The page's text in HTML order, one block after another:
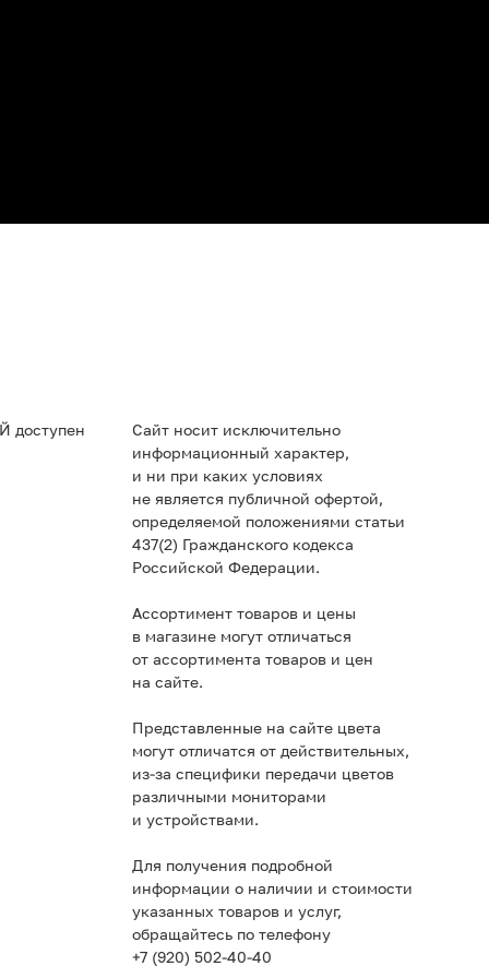
доступен
Сайт носит исключительно
информационный характер,
и ни при каких условиях
не является публичной офертой,
определяемой положениями статьи
437(2) Гражданского кодекса
Российской Федерации.
Ассортимент товаров и цены
в магазине могут отличаться
от ассортимента товаров и цен
на сайте.
Представленные на сайте цвета
могут отличатся от действительных,
из-за специфики передачи цветов
различными мониторами
и устройствами.
Для получения подробной
информации о наличии и стоимости
указанных товаров и услуг,
обращайтесь по телефону
+7 (920) 502-40-40